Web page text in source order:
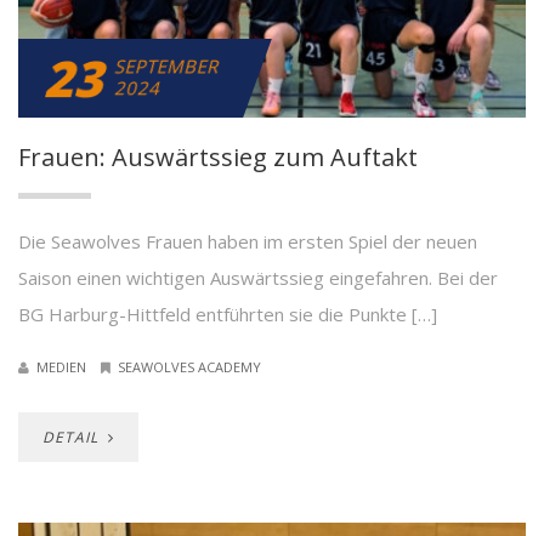
23 SEPTEMBER
2024
Frauen: Auswärtssieg zum Auftakt
Die Seawolves Frauen haben im ersten Spiel der neuen
Saison einen wichtigen Auswärtssieg eingefahren. Bei der
BG Harburg-Hittfeld entführten sie die Punkte […]
MEDIEN SEAWOLVES ACADEMY
DETAIL